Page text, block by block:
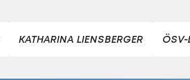
KATHARINA LIENSBERGER